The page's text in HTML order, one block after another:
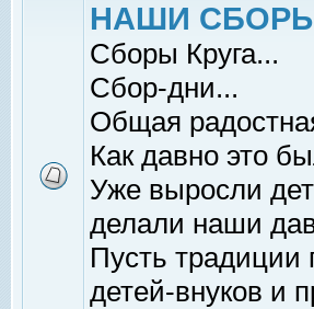
НАШИ СБОРЫ
Сборы Круга...
Сбор-дни...
Общая
Как давно это
Уже выросли
делали наши
Пусть
детей-внуков и